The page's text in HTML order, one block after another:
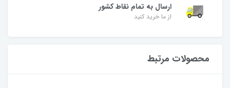
ارسال به تمام نقاط کشور
از ما خرید کنید
محصولات مرتبط